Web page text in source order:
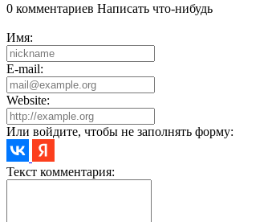
0 комментариев Написать что-нибудь
Имя:
E-mail:
Website:
Или войдите, чтобы не заполнять форму:
Текст комментария: